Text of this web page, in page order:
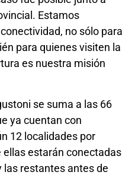
Estamos
no sólo para
para quienes visiten la
es nuestra misión
se suma a las 66
ya cuentan con
12 localidades por
estarán conectadas
las restantes antes de